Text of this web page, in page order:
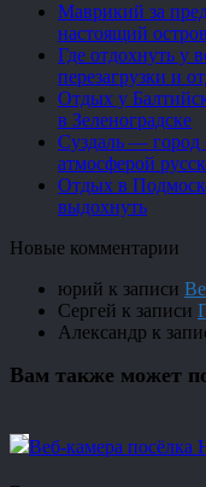
Маврикий за
настоящий остров
Где отдохнуть у
перезагрузки и
Отдых у
в Зеленоградске
Суздаль — город
атмосферой
Отдых в
выдохнуть
Новые комментарии
юрий к записи
Сергей к записи
Александр к
Вам также может
Веб-камера посёлка